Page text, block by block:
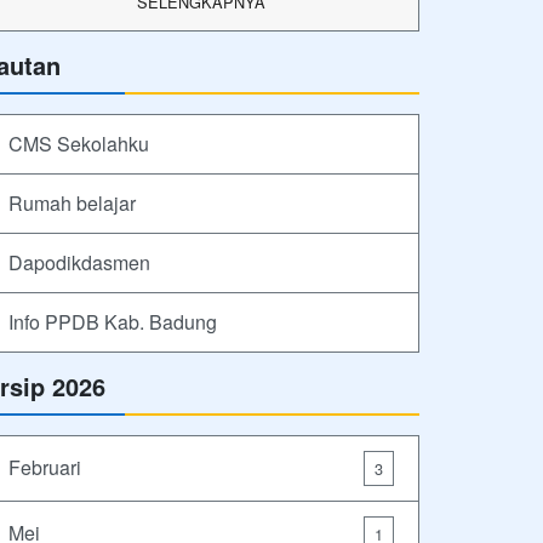
CMS Sekolahku
Rumah belajar
Dapodikdasmen
Info PPDB Kab. Badung
2026
Februari 3
Mei 1